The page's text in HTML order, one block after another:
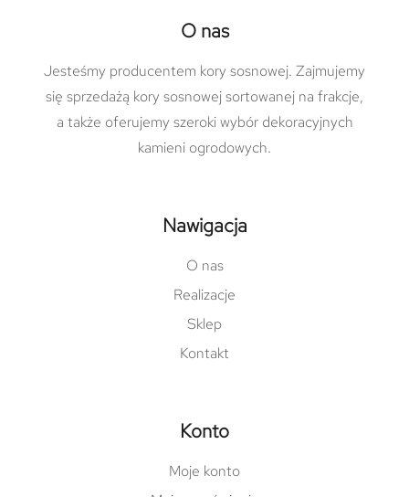
O nas
Jesteśmy producentem kory sosnowej. Zajmujemy
się sprzedażą kory sosnowej sortowanej na frakcje,
a także oferujemy szeroki wybór dekoracyjnych
kamieni ogrodowych.
Nawigacja
O nas
Realizacje
Sklep
Kontakt
Konto
Moje konto